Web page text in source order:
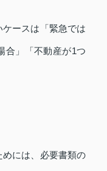
ースは「緊急では
合」「不動産が1つ
には、必要書類の